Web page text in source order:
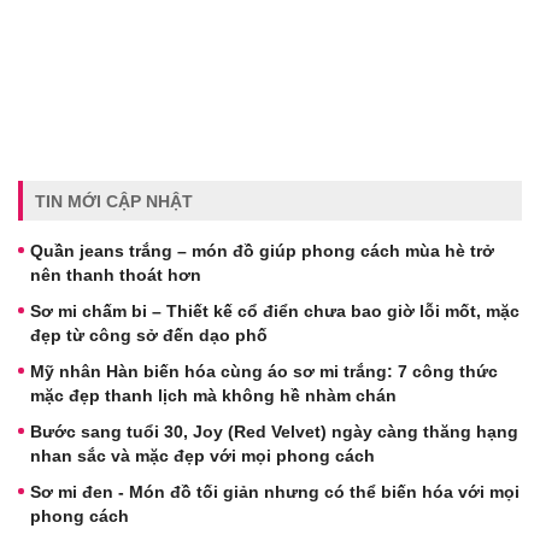
TIN MỚI CẬP NHẬT
Quần jeans trắng – món đồ giúp phong cách mùa hè trở
nên thanh thoát hơn
Sơ mi chấm bi – Thiết kế cổ điển chưa bao giờ lỗi mốt, mặc
đẹp từ công sở đến dạo phố
Mỹ nhân Hàn biến hóa cùng áo sơ mi trắng: 7 công thức
mặc đẹp thanh lịch mà không hề nhàm chán
Bước sang tuổi 30, Joy (Red Velvet) ngày càng thăng hạng
nhan sắc và mặc đẹp với mọi phong cách
Sơ mi đen - Món đồ tối giản nhưng có thể biến hóa với mọi
phong cách